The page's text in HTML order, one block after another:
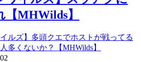
MHWilds】